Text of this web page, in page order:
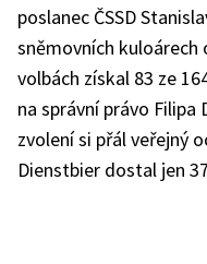
poslanec ČSSD
sněmovních kuloárech
volbách získal 83 ze
na správní právo Filipa
zvolení si přál veřejný
Dienstbier dostal jen